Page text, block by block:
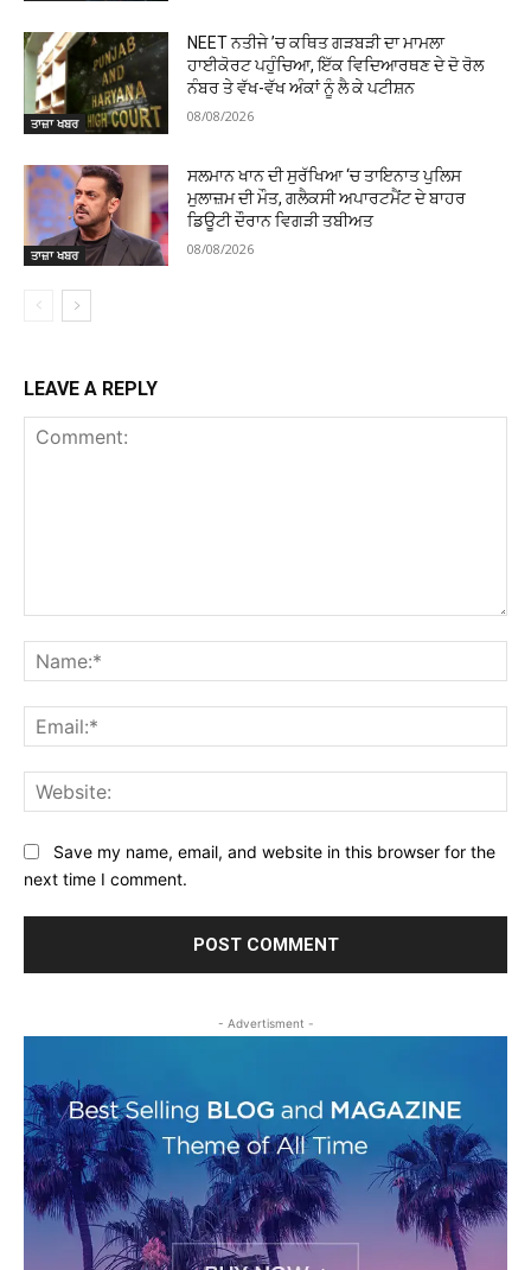
ਤਾਜ਼ਾ ਖਬਰ
NEET ਨਤੀਜੇ ’ਚ ਕਥਿਤ ਗੜਬੜੀ ਦਾ ਮਾਮਲਾ
ਹਾਈਕੋਰਟ ਪਹੁੰਚਿਆ, ਇੱਕ ਵਿਦਿਆਰਥਣ ਦੇ ਦੋ ਰੋਲ
ਨੰਬਰ ਤੇ ਵੱਖ-ਵੱਖ ਅੰਕਾਂ ਨੂੰ ਲੈ ਕੇ ਪਟੀਸ਼ਨ
08/08/2026
ਤਾਜ਼ਾ ਖਬਰ
ਸਲਮਾਨ ਖਾਨ ਦੀ ਸੁਰੱਖਿਆ ‘ਚ ਤਾਇਨਾਤ ਪੁਲਿਸ
ਮੁਲਾਜ਼ਮ ਦੀ ਮੌਤ, ਗਲੈਕਸੀ ਅਪਾਰਟਮੈਂਟ ਦੇ ਬਾਹਰ
ਡਿਊਟੀ ਦੌਰਾਨ ਵਿਗੜੀ ਤਬੀਅਤ
08/08/2026
LEAVE A REPLY
Save my name, email, and website in this browser for the
next time I comment.
- Advertisment -